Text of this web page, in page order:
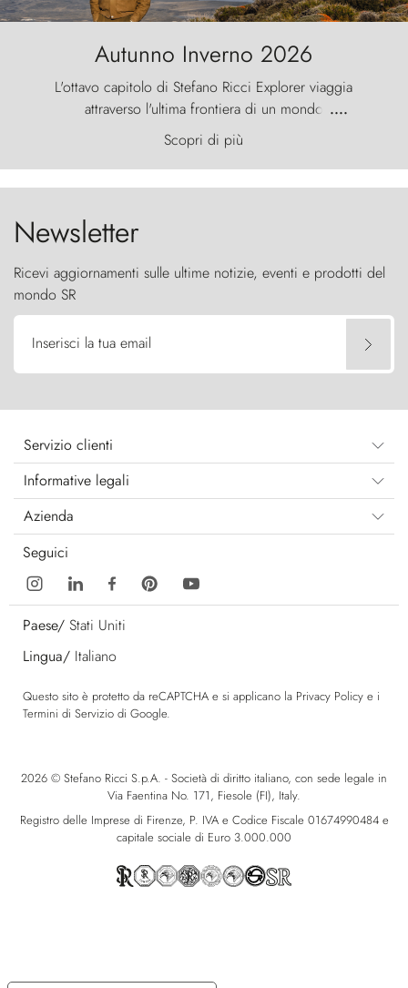
Autunno Inverno 2026
L'ottavo capitolo di Stefano Ricci Explorer viaggia
attraverso l'ultima frontiera di un mondo
primordiale, dove il vento scolpisce la natura con
furia ancestrale e le Torres del Paine sfidano il
cielo come sentinelle di pietra.
....
Scopri di più
Newsletter
Ricevi aggiornamenti sulle ultime notizie, eventi e prodotti del
mondo SR
Inserisci la tua email
Servizio clienti
Informative legali
Azienda
Seguici
Paese/ Stati Uniti
Lingua/ Italiano
Questo sito è protetto da reCAPTCHA e si applicano la Privacy Policy e i
Termini di Servizio di Google.
2026 © Stefano Ricci S.p.A. - Società di diritto italiano, con sede legale in
Via Faentina No. 171, Fiesole (FI), Italy.
Registro delle Imprese di Firenze, P. IVA e Codice Fiscale 01674990484 e
capitale sociale di Euro 3.000.000